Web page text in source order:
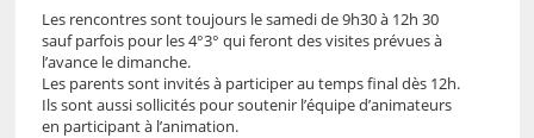
Les rencontres sont toujours le samedi de 9h30 à 12h 30
sauf parfois pour les 4°3° qui feront des visites prévues à
l’avance le dimanche.
Les parents sont invités à participer au temps final dès 12h.
Ils sont aussi sollicités pour soutenir l’équipe d’animateurs
en participant à l’animation.